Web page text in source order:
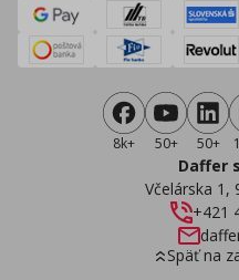
Daffer
Včelárska 1,
+421
Späť na
8k+ 50+ 50+